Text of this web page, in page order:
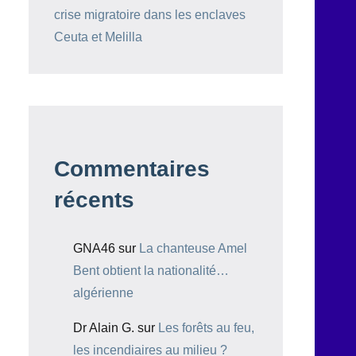
crise migratoire dans les enclaves
Ceuta et Melilla
Commentaires
récents
GNA46 sur La chanteuse Amel
Bent obtient la nationalité…
algérienne
Dr Alain G. sur Les forêts au feu,
les incendiaires au milieu ?